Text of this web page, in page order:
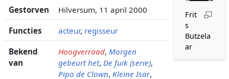
Frit
s
Butzela
ar
Gestorven Hilversum, 11 april 2000
Functies acteur, regisseur
Bekend
van
Hoogverraad, Morgen
gebeurt het, De fuik (serie),
Pipo de Clown, Kleine Isar,